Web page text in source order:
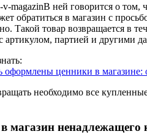
В ней говорится о том,
обратиться в магазин с
Такой товар возвращается в
артикулом, партией и другими
ценники в магазине:
необходимо все
магазин ненадлежащего